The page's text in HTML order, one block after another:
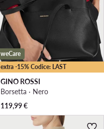
extra -15% Codice: LAST
weCare
GINO ROSSI
Borsetta · Nero
119,99€